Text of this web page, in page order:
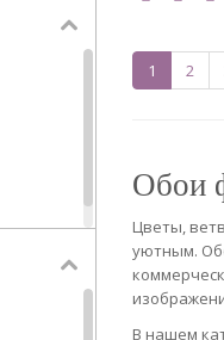
1 2
Обои
Цветы,
уютным.
В нашем